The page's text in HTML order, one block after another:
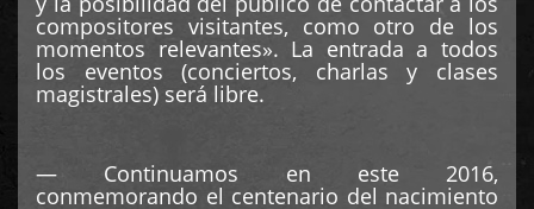
compositores visitantes, como otro de los
momentos relevantes». La entrada a todos
los eventos (conciertos, charlas y clases
magistrales) será libre.
— Continuamos en este 2016,
conmemorando el centenario del nacimiento